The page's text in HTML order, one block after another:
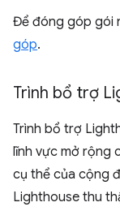
Để đóng góp gói
góp.
Trình bổ trợ
Trình bổ trợ
lĩnh vực mở rộng
cụ thể của cộng
Lighthouse thu